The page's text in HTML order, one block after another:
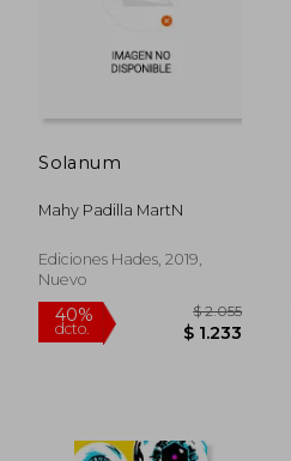
Solanum
Mahy Padilla Mart­N
Ediciones Hades, 2019,
Nuevo